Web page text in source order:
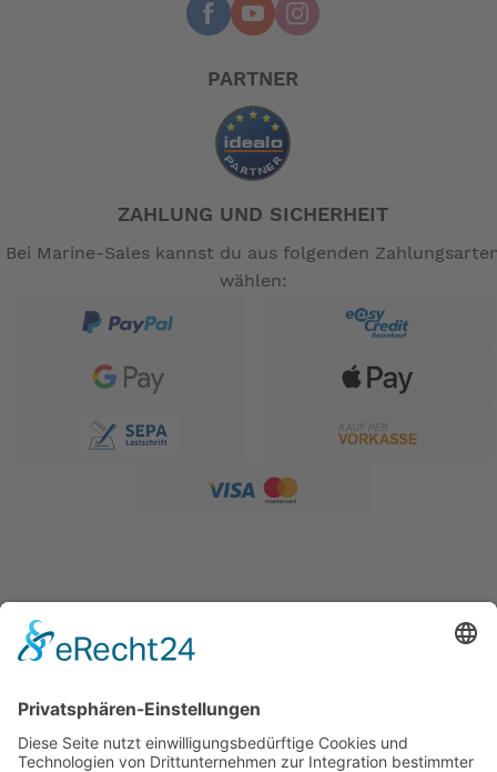
PARTNER
ZAHLUNG UND SICHERHEIT
Bei Marine-Sales kannst du aus folgenden
wählen:
SERVICE